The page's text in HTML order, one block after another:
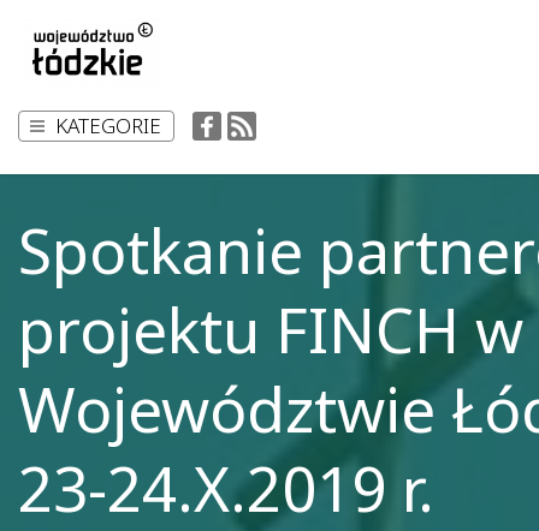
KATEGORIE
Spotkanie
projektu FINCH w
Województwie
23-24.X.2019 r.